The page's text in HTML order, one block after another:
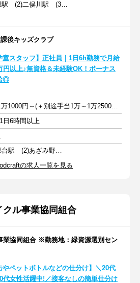
(1)戸部駅 (2)二俣川駅 (3)鶴ケ峰駅
後キッズクラブ
童スタッフ】正社員｜1日6h勤務で月給
円以上♪無資格＆未経験OK！ボーナス
◎
月給21万1000円～(＋別途手当1万～1万2500円) ＋交通費全額支給
日6時間以上
(1)本郷台駅 (2)あざみ野駅 (3)市が尾駅
の求人一覧を見る
ル事業協同組合
業協同組合 ※勤務地：緑資源選別セン
やペットボトルなどの仕分け】＼20代
代女性活躍中!／接客なしの簡単仕分け